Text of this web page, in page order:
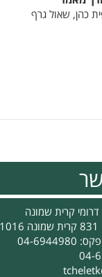
כהן, שאול גרף
קרית שמונה